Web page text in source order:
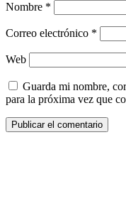
Nombre *
Correo electrónico *
Web
Guarda mi nombre,
para la próxima vez que